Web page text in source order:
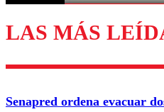
LAS MÁS
Senapred ordena evacuar